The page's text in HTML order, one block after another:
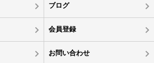
ブログ
会員登録
お問い合わせ